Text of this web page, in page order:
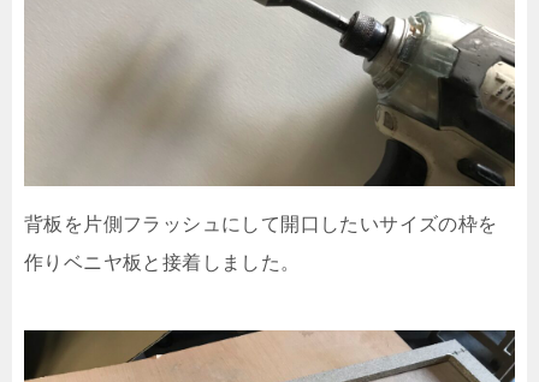
背板を片側フラッシュにして開口したいサイズの枠を
作りベニヤ板と接着しました。